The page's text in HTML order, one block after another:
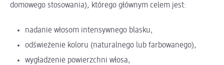
domowego stosowania), którego głównym celem jest:
nadanie włosom intensywnego blasku,
odświeżenie koloru (naturalnego lub farbowanego),
wygładzenie powierzchni włosa,